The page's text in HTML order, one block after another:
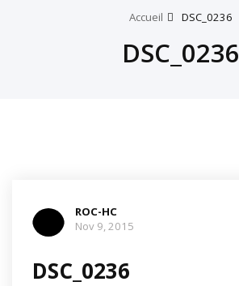
Accueil DSC_0236
DSC_0236
ROC-HC
Nov 9, 2015
DSC_0236